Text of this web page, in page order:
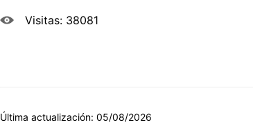
Visitas: 38081
Última actualización: 05/08/2026